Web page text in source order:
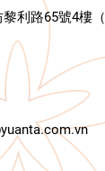
利路65號4樓